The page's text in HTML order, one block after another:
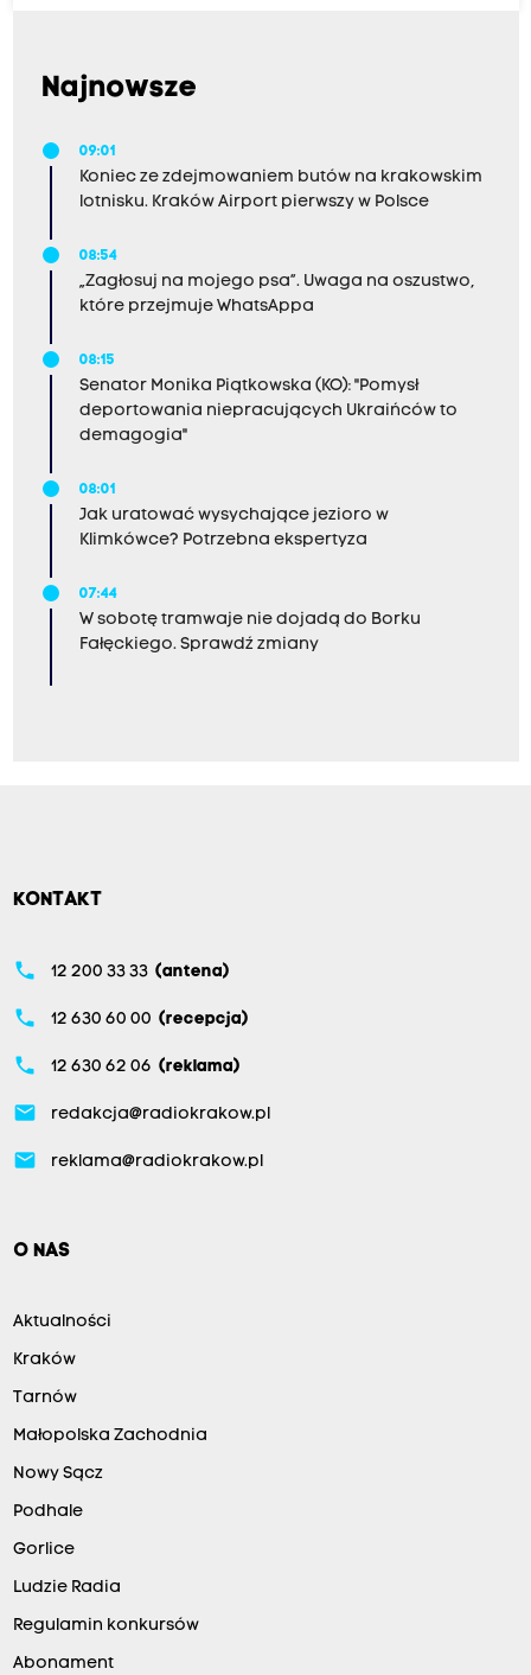
Najnowsze
09:01
Koniec ze zdejmowaniem butów na krakowskim
lotnisku. Kraków Airport pierwszy w Polsce
08:54
„Zagłosuj na mojego psa”. Uwaga na oszustwo,
które przejmuje WhatsAppa
08:15
Senator Monika Piątkowska (KO): "Pomysł
deportowania niepracujących Ukraińców to
demagogia"
08:01
Jak uratować wysychające jezioro w
Klimkówce? Potrzebna ekspertyza
07:44
W sobotę tramwaje nie dojadą do Borku
Fałęckiego. Sprawdź zmiany
KONTAKT
phone 12 200 33 33 (antena)
phone 12 630 60 00 (recepcja)
phone 12 630 62 06 (reklama)
email redakcja@radiokrakow.pl
email reklama@radiokrakow.pl
O NAS
Aktualności
Kraków
Tarnów
Małopolska Zachodnia
Nowy Sącz
Podhale
Gorlice
Ludzie Radia
Regulamin konkursów
Abonament